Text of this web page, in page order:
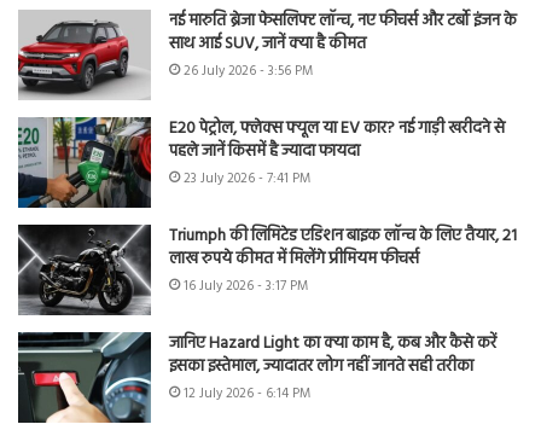
नई मारुति ब्रेजा फेसलिफ्ट लॉन्च, नए फीचर्स और टर्बो इंजन के
साथ आई SUV, जानें क्या है कीमत
26 July 2026 - 3:56 PM
E20 पेट्रोल, फ्लेक्स फ्यूल या EV कार? नई गाड़ी खरीदने से
पहले जानें किसमें है ज्यादा फायदा
23 July 2026 - 7:41 PM
Triumph की लिमिटेड एडिशन बाइक लॉन्च के लिए तैयार, 21
लाख रुपये कीमत में मिलेंगे प्रीमियम फीचर्स
16 July 2026 - 3:17 PM
जानिए Hazard Light का क्या काम है, कब और कैसे करें
इसका इस्तेमाल, ज्यादातर लोग नहीं जानते सही तरीका
12 July 2026 - 6:14 PM